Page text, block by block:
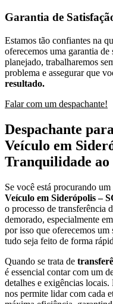
Garantia de
Estamos tão confiantes na
oferecemos uma garantia
planejado, trabalharemos
problema e assegurar que
resultado.
Falar com um despachante!
Despachante
Veículo em
Tranquilidade ao
Se você está procurando um
Veículo em Siderópolis –
o processo de transferência
demorado, especialmente
por isso que oferecemos
tudo seja feito de forma
Quando se trata de
é essencial contar com um
detalhes e exigências
nos permite lidar com cada